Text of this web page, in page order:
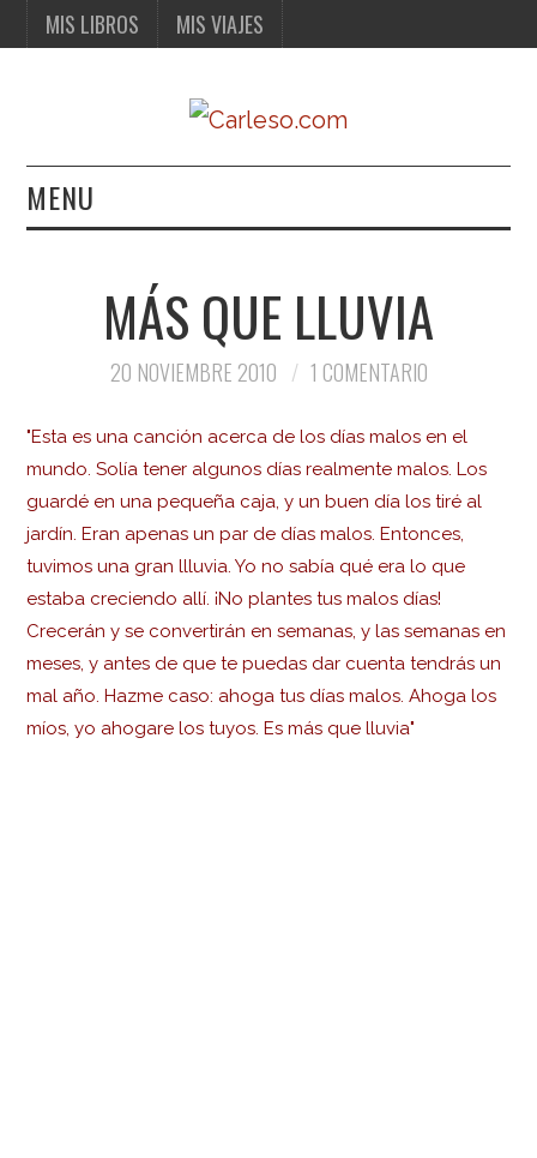
MIS LIBROS MIS VIAJES
MENU
MIS VIAJES
MÁS QUE LLUVIA
20 NOVIEMBRE 2010 1 COMENTARIO
"Esta es una canción acerca de los días malos en el
mundo. Solía tener algunos días realmente malos. Los
guardé en una pequeña caja, y un buen día los tiré al
jardín. Eran apenas un par de días malos. Entonces,
tuvimos una gran llluvia. Yo no sabía qué era lo que
estaba creciendo allí. ¡No plantes tus malos días!
Crecerán y se convertirán en semanas, y las semanas en
meses, y antes de que te puedas dar cuenta tendrás un
mal año. Hazme caso: ahoga tus días malos. Ahoga los
míos, yo ahogare los tuyos. Es más que lluvia"